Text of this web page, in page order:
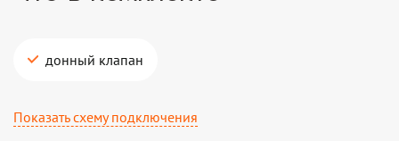
донный клапан
Показать схему подключения